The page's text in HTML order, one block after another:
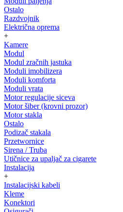
Ostalo
Razdvojnik
Električna oprema
+
Kamere
Modul
Modul zračnih jastuka
Moduli imobilizera
Moduli komforta
Moduli vrata
Motor regulacije siceva
Motor šiber (krovni prozor)
Motor stakla
Ostalo
Podizač stakala
Przetwornice
Sirena / Truba
Utičnice za upaljač za cigarete
Instalacija
+
Instalacijski kabeli
Kleme
Konektori